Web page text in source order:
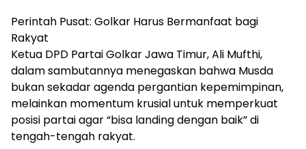
Perintah Pusat: Golkar Harus Bermanfaat bagi
Rakyat
Ketua DPD Partai Golkar Jawa Timur, Ali Mufthi,
dalam sambutannya menegaskan bahwa Musda
bukan sekadar agenda pergantian kepemimpinan,
melainkan momentum krusial untuk memperkuat
posisi partai agar “bisa landing dengan baik” di
tengah-tengah rakyat.